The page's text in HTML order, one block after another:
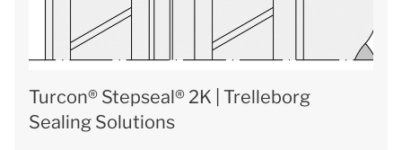
Turcon® Stepseal® 2K | Trelleborg
Sealing Solutions